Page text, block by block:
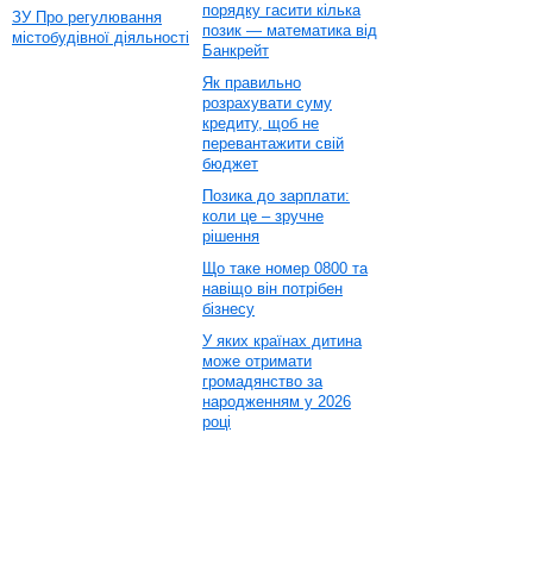
ЗУ Про регулювання
містобудівної діяльності
порядку гасити кілька
позик — математика від
Банкрейт
Як правильно
розрахувати суму
кредиту, щоб не
перевантажити свій
бюджет
Позика до зарплати:
коли це – зручне
рішення
Що таке номер 0800 та
навіщо він потрібен
бізнесу
У яких країнах дитина
може отримати
громадянство за
народженням у 2026
році